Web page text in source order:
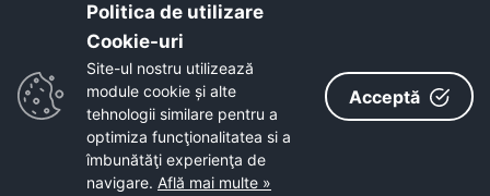
Administrația publică locală informatizată, calitativă și accesibilă
Copyright © 2026 - Primăria Municipiului Petroșani
Politica de utilizare
Cookie-uri‎
Site-ul nostru utilizează
module cookie și alte
tehnologii similare pentru a
optimiza funcţionalitatea si a
îmbunătăţi experienţa de
navigare. Află mai multe »
Acceptă